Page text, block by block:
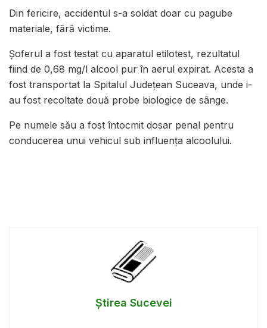
Din fericire, accidentul s-a soldat doar cu pagube
materiale, fără victime.
Șoferul a fost testat cu aparatul etilotest, rezultatul
fiind de 0,68 mg/l alcool pur în aerul expirat. Acesta a
fost transportat la Spitalul Județean Suceava, unde i-
au fost recoltate două probe biologice de sânge.
Pe numele său a fost întocmit dosar penal pentru
conducerea unui vehicul sub influența alcoolului.
Știrea Sucevei